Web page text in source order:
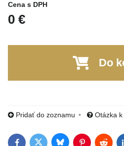
Cena s DPH
0 €
Do
Pridať do zoznamu Otázka